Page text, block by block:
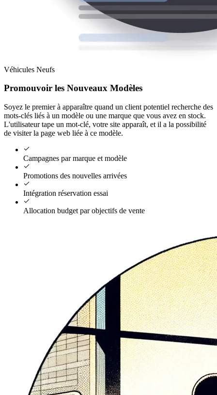
Véhicules Neufs
Promouvoir les Nouveaux Modèles
Soyez le premier à apparaître quand un client potentiel recherche des
mots-clés liés à un modèle ou une marque que vous avez en stock.
L'utilisateur tape un mot-clé, votre site apparaît, et il a la possibilité
de visiter la page web liée à ce modèle.
Campagnes par marque et modèle
Promotions des nouvelles arrivées
Intégration réservation essai
Allocation budget par objectifs de vente